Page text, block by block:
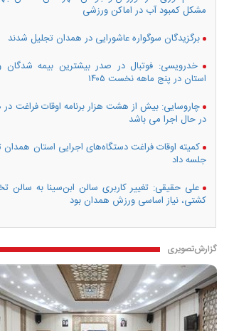
مشکل کمبود آب در اماکن ورزشی
برگزیدگان سوگواره عاشورایی در همدان تجلیل شدند
خدرویسی: فوتبال در صدر بیشترین بیمه شدگان
استان در پنج ماهه نخست ۱۴۰۵
چاروسایی: بیش از هشت هزار برنامه اوقات فراغت
در حال اجرا می باشد
کمیته اوقات فراغت دستگاه‌های اجرایی استان
جلسه داد
علی حقیقی: تغییر کاربری سالن ابن‌سینا به سالن
کشتی، نیاز اساسی ورزش همدان بود
گزارش‌تصویری